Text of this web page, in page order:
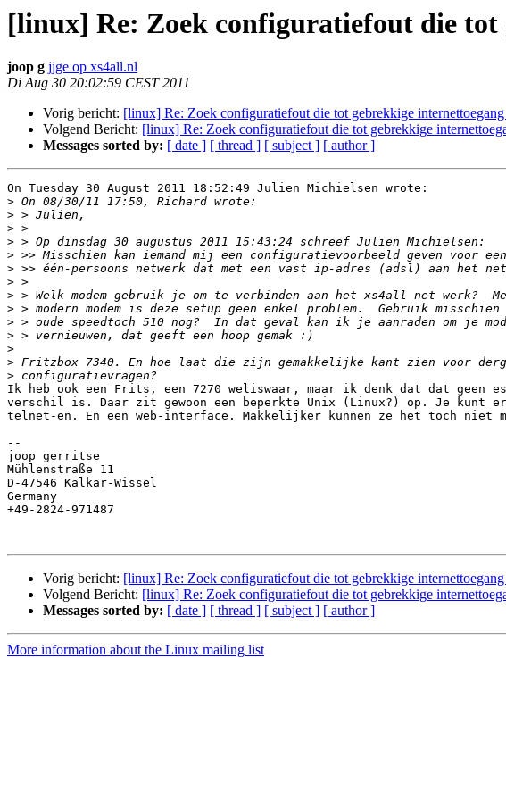
[linux] Re: Zoek configuratiefout die
joop g jjge op xs4all.nl
Di Aug 30 20:02:59 CEST 2011
Vorig bericht: [linux] Re: Zoek configuratiefout die tot gebrekkige
Volgend Bericht: [linux] Re: Zoek configuratiefout die tot gebrekkige
Messages sorted by: [ date ] [ thread ] [ subject ] [ author ]
On Tuesday 30 August 2011 18:52:49 Julien Michielsen wrote:
>
>
>
>
>
>
>
>
>
>
>
>
>
>
Ik heb ook een Frits, een 7270 weliswaar, maar ik denk dat dat geen
verschil is. Daar zit gewoon een beperkte Unix (Linux?) op. Je kunt
telnet-en. En een web-interface. Makkelijker kunnen ze het toch niet
--
joop gerritse
Mühlenstraße 11
D-47546 Kalkar-Wissel
Germany
+49-2824-971487
Vorig bericht: [linux] Re: Zoek configuratiefout die tot gebrekkige
Volgend Bericht: [linux] Re: Zoek configuratiefout die tot gebrekkige
Messages sorted by: [ date ] [ thread ] [ subject ] [ author ]
More information about the Linux mailing list